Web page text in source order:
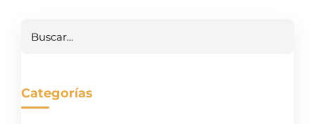
Categorías